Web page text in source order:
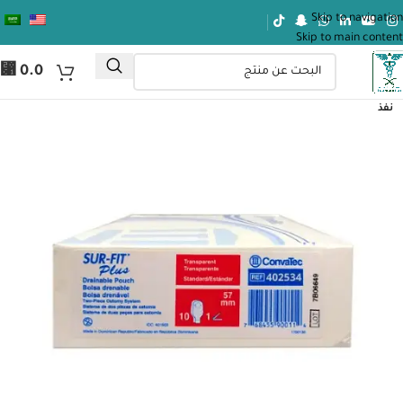
Skip to navigation
Skip to main content
⃁ 0.0
نفذ